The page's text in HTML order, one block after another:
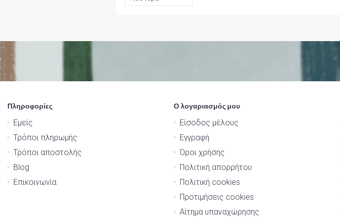
Πληροφορίες
Εμείς
Τρόποι πληρωμής
Τρόποι αποστολής
Blog
Επικοινωνία
Ο λογαριασμός μου
Είσοδος μέλους
Εγγραφή
Όροι χρήσης
Πολιτική απορρήτου
Πολιτική cookies
Προτιμήσεις cookies
Αίτημα υπαναχώρησης